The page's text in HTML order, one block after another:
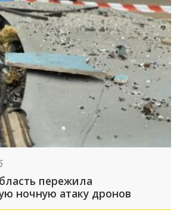
пережила
ночную атаку дронов